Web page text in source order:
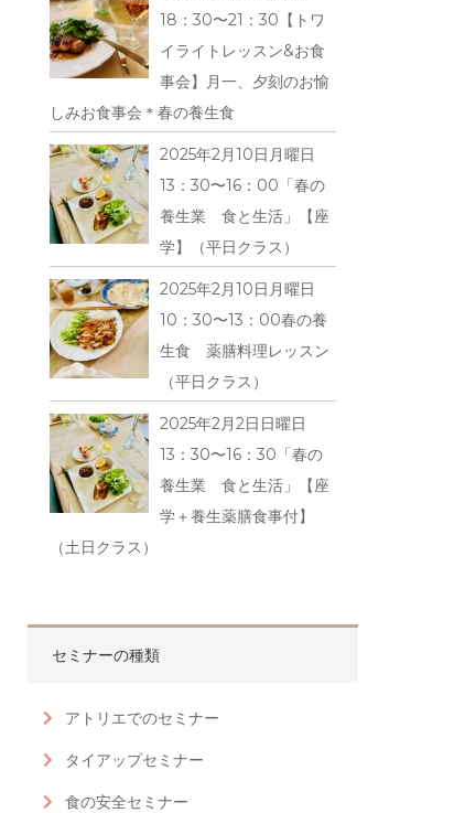
18：30〜21：30【トワ
イライトレッスン&お食
事会】月一、夕刻のお愉
しみお食事会＊春の養生食
2025年2月10日月曜日
13：30〜16：00「春の
養生業 食と生活」【座
学】（平日クラス）
2025年2月10日月曜日
10：30〜13：00春の養
生食 薬膳料理レッスン
（平日クラス）
2025年2月2日日曜日
13：30〜16：30「春の
養生業 食と生活」【座
学＋養生薬膳食事付】
（土日クラス）
セミナーの種類
アトリエでのセミナー
タイアップセミナー
食の安全セミナー